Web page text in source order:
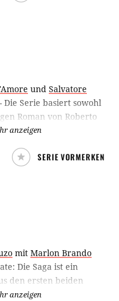
– ihren Unterhalt. Im
Gattung und genießt
und Salvatore
Die Serie basiert sowohl
Roman von Roberto
dem gleichnamigen
2008. Die Geschichte
Ciro, der rechten Hand
Pietro. Als der Pate
der
Clans.
anzeigen
SERIE VORMERKEN
mit Marlon Brando
Die Saga ist ein
den ersten beiden
als vierteilige TV-
anzeigen